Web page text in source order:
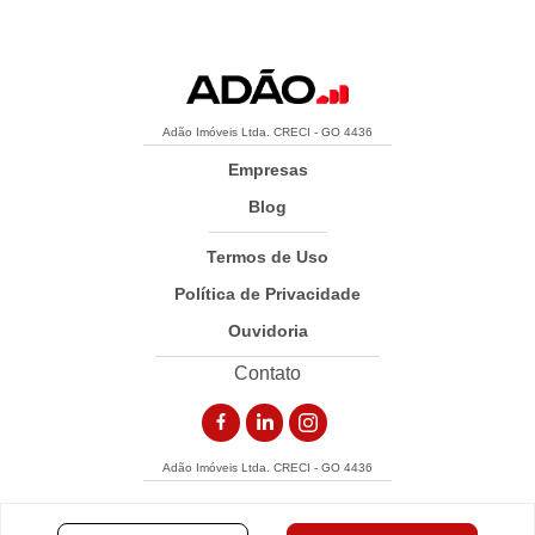
Adão Imóveis Ltda. CRECI - GO 4436
Empresas
Blog
Termos de Uso
Política de Privacidade
Ouvidoria
Contato
Adão Imóveis Ltda. CRECI - GO 4436